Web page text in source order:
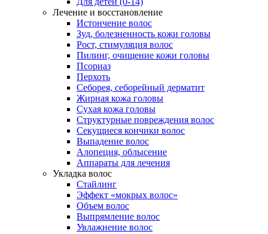
Лечение и восстановление
Истончение волос
Зуд, болезненность кожи головы
Рост, стимуляция волос
Пилинг, очищение кожи головы
Псориаз
Перхоть
Себорея, себорейный дерматит
Жирная кожа головы
Сухая кожа головы
Структурные повреждения волос
Секущиеся кончики волос
Выпадение волос
Алопеция, облысение
Аппараты для лечения
Укладка волос
Стайлинг
Эффект «мокрых волос»
Объем волос
Выпрямление волос
Увлажнение волос